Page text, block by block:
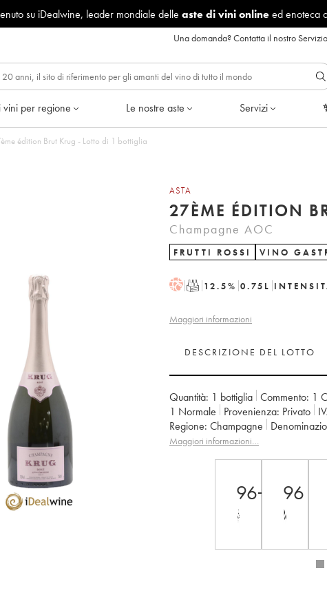
su iDealwine, leader mondiale delle aste di vini onlineed enoteca
Una domanda?Contatta il nostro
vini per regione Le nostre aste Servizi
édition Brut Krug - Lotto di 1 bottiglia
ASTA
27ÈME ÉDITION
Champagne AOC
FRUTTI ROSSI VINO
HT 12.5% 0.75 L
Maggiori informazioni
DESCRIZIONE DEL LOTTO
Quantità: 1 bottiglia Commento: 1
1 Normale Provenienza: privato
Regione:
Champagne
Maggiori informazioni…
96+ 96